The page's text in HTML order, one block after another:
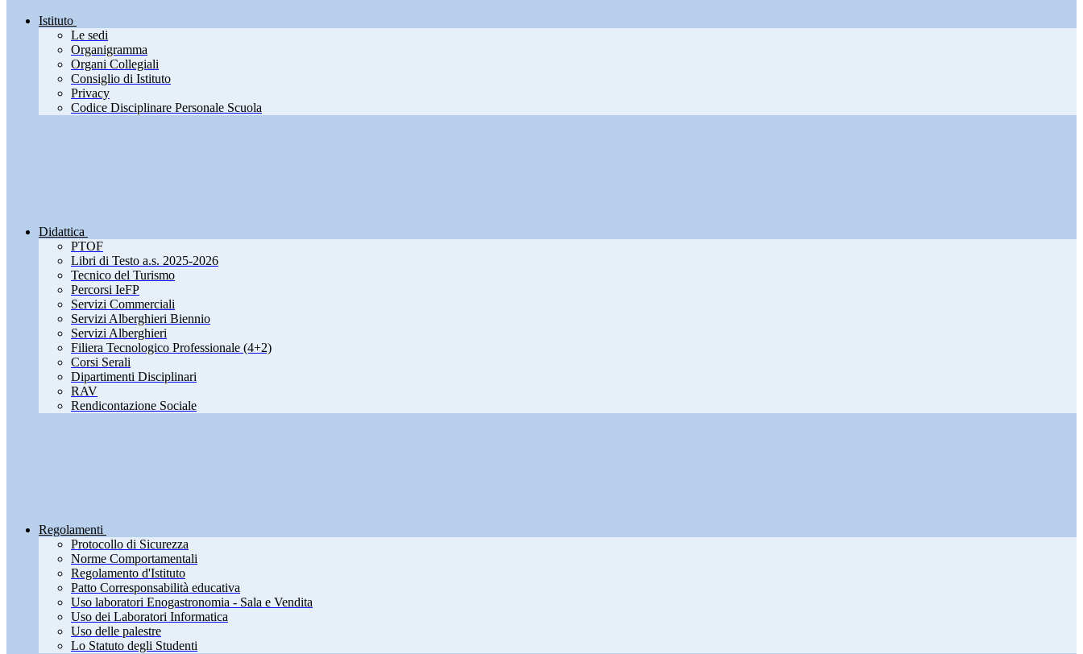
Istituto
Le sedi
Organigramma
Organi Collegiali
Consiglio di Istituto
Privacy
Codice Disciplinare Personale Scuola
Didattica
PTOF
Libri di Testo a.s. 2025-2026
Tecnico del Turismo
Percorsi IeFP
Servizi Commerciali
Servizi Alberghieri Biennio
Servizi Alberghieri
Filiera Tecnologico Professionale (4+2)
Corsi Serali
Dipartimenti Disciplinari
RAV
Rendicontazione Sociale
Regolamenti
Protocollo di Sicurezza
Norme Comportamentali
Regolamento d'Istituto
Patto Corresponsabilità educativa
Uso laboratori Enogastronomia - Sala e Vendita
Uso dei Laboratori Informatica
Uso delle palestre
Lo Statuto degli Studenti